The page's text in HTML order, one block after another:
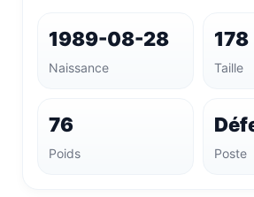
1989-08-28
Naissance
178
Taille
76
Poids Poste